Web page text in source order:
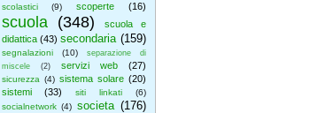
scolastici (9) scoperte (16)
scuola (348)
scuola e
didattica (43) secondaria (159)
segnalazioni (10)
separazione di
miscele
(2) servizi web (27)
sicurezza (4) sistema solare (20)
sistemi
(33) siti linkati
(6)
socialnetwork (4) societa (176)